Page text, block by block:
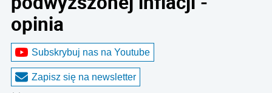
opinia
Subskrybuj nas na Youtube
Zapisz się na newsletter